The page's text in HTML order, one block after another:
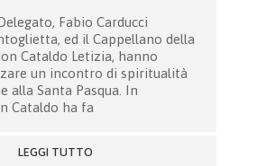
Fabio Carducci
ed il Cappellano della
Cataldo Letizia, hanno
un incontro di spiritualità
alla Santa Pasqua. In
Cataldo ha fa
LEGGI TUTTO